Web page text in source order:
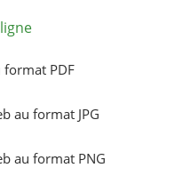
format PDF
au format JPG
au format PNG